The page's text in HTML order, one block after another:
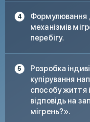
Формулювання
механізмів
перебігу.
Розробка
купірування
способу життя
відповідь на
мігрень?».